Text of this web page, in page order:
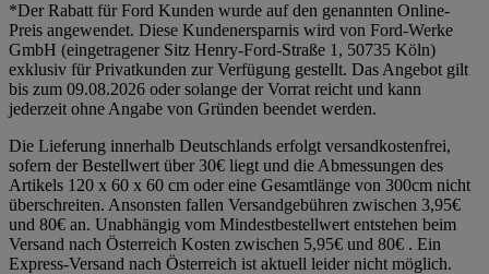
*Der Rabatt für Ford Kunden wurde auf den genannten Online-
Preis angewendet. Diese Kundenersparnis wird von Ford-Werke
GmbH (eingetragener Sitz Henry-Ford-Straße 1, 50735 Köln)
exklusiv für Privatkunden zur Verfügung gestellt. Das Angebot gilt
bis zum 09.08.2026 oder solange der Vorrat reicht und kann
jederzeit ohne Angabe von Gründen beendet werden.
Die Lieferung innerhalb Deutschlands erfolgt versandkostenfrei,
sofern der Bestellwert über 30€ liegt und die Abmessungen des
Artikels 120 x 60 x 60 cm oder eine Gesamtlänge von 300cm nicht
überschreiten. Ansonsten fallen Versandgebühren zwischen 3,95€
und 80€ an. Unabhängig vom Mindestbestellwert entstehen beim
Versand nach Österreich Kosten zwischen 5,95€ und 80€ . Ein
Express-Versand nach Österreich ist aktuell leider nicht möglich.